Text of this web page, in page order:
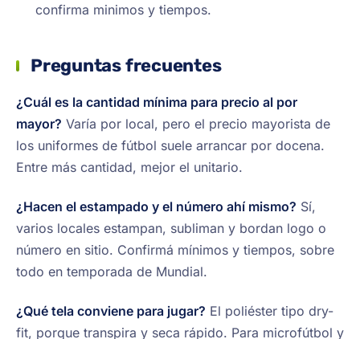
confirma minimos y tiempos.
Preguntas frecuentes
¿Cuál es la cantidad mínima para precio al por
mayor? Varía por local, pero el precio mayorista de
los uniformes de fútbol suele arrancar por docena.
Entre más cantidad, mejor el unitario.
¿Hacen el estampado y el número ahí mismo? Sí,
varios locales estampan, subliman y bordan logo o
número en sitio. Confirmá mínimos y tiempos, sobre
todo en temporada de Mundial.
¿Qué tela conviene para jugar? El poliéster tipo dry-
fit, porque transpira y seca rápido. Para microfútbol y